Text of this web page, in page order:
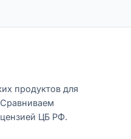
продуктов для
ЦБ РФ.